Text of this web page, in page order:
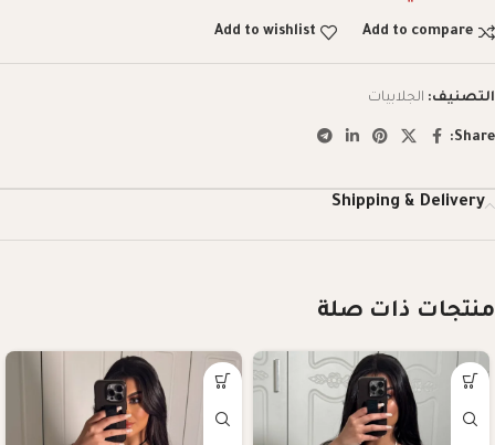
Add to compare
Add to wishlist
التصنيف: الجلابيات
Share:
Shipping & Delivery
منتجات ذات صلة